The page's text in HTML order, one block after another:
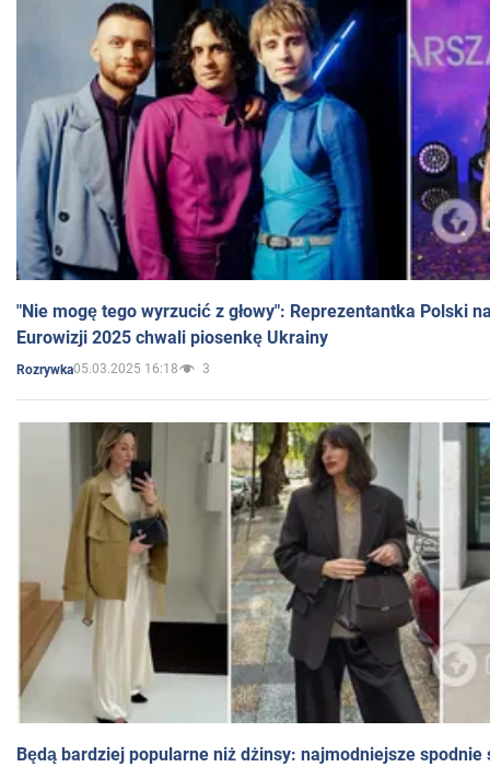
"Nie mogę tego wyrzucić z głowy": Reprezentantka Polski
Eurowizji 2025 chwali piosenkę Ukrainy
Rozrywka05.03.2025 16:18 3
Będą bardziej popularne niż dżinsy: najmodniejsze spodnie